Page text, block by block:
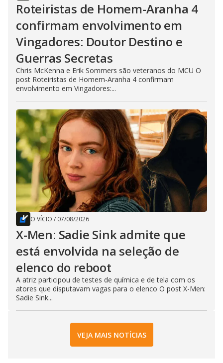
Roteiristas de Homem-Aranha 4
confirmam envolvimento em
Vingadores: Doutor Destino e
Guerras Secretas
Chris McKenna e Erik Sommers são veteranos do MCU O
post Roteiristas de Homem-Aranha 4 confirmam
envolvimento em Vingadores:...
O VÍCIO / 07/08/2026
X-Men: Sadie Sink admite que
está envolvida na seleção de
elenco do reboot
A atriz participou de testes de química e de tela com os
atores que disputavam vagas para o elenco O post X-Men:
Sadie Sink...
VEJA MAIS NOTÍCIAS